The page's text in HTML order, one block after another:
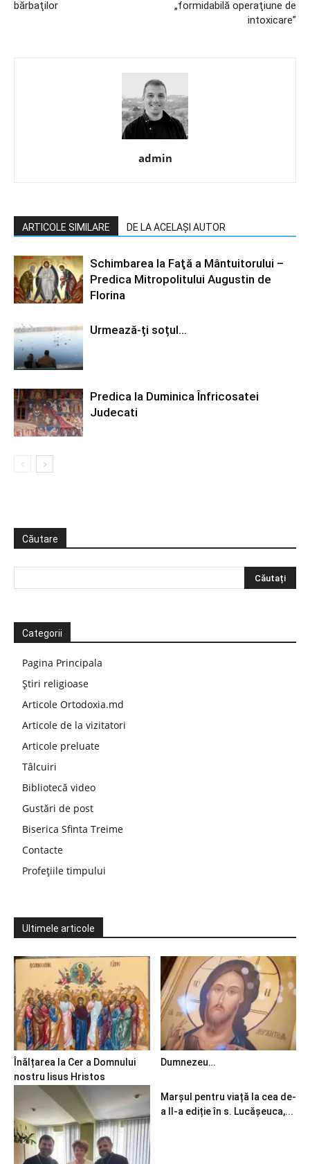
bărbaţilor
„formidabilă operaţiune de
intoxicare”
admin
ARTICOLE SIMILARE DE LA ACELAȘI AUTOR
Schimbarea la Faţă a Mântuitorului –
Predica Mitropolitului Augustin de
Florina
Urmează-ți soțul…
Predica la Duminica Înfricosatei
Judecati
Căutare
Categorii
Pagina Principala
Știri religioase
Articole Ortodoxia.md
Articole de la vizitatori
Articole preluate
Tâlcuiri
Bibliotecă video
Gustări de post
Biserica Sfinta Treime
Contacte
Profețiile timpului
Ultimele articole
Înălțarea la Cer a Domnului
nostru Iisus Hristos
Dumnezeu…
Marșul pentru viață la cea de-
a II-a ediție în s. Lucășeuca,...